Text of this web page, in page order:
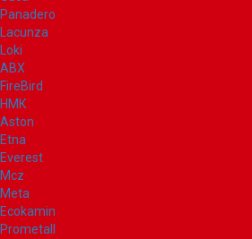
Panadero
Lacunza
Loki
ABX
FireBird
НМК
Aston
Etna
Everest
Mcz
Meta
Ecokamin
Prometall